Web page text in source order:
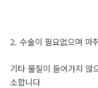
2. 수술이 필요없으며 마
기타 물질이 들어가지 않
소합니다